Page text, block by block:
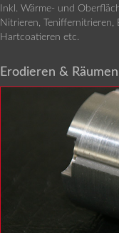
Inkl. Wärme- und
Nitrieren, Teniffernitrieren,
Hartcoatieren etc.
Erodieren & Räumen